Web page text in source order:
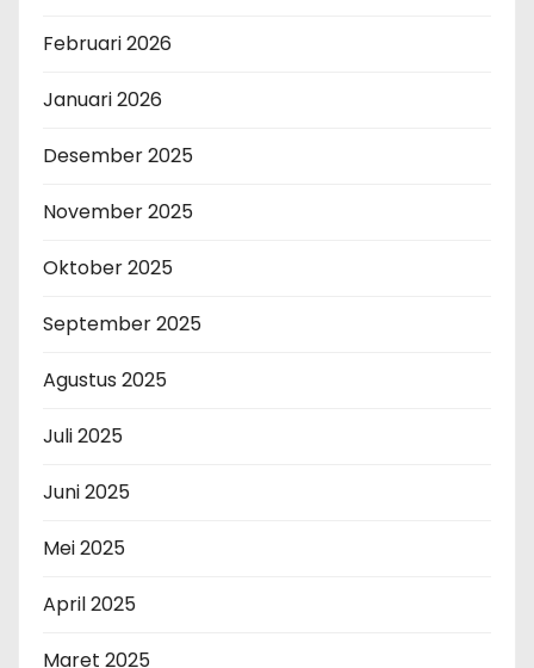
Februari 2026
Januari 2026
Desember 2025
November 2025
Oktober 2025
September 2025
Agustus 2025
Juli 2025
Juni 2025
Mei 2025
April 2025
Maret 2025